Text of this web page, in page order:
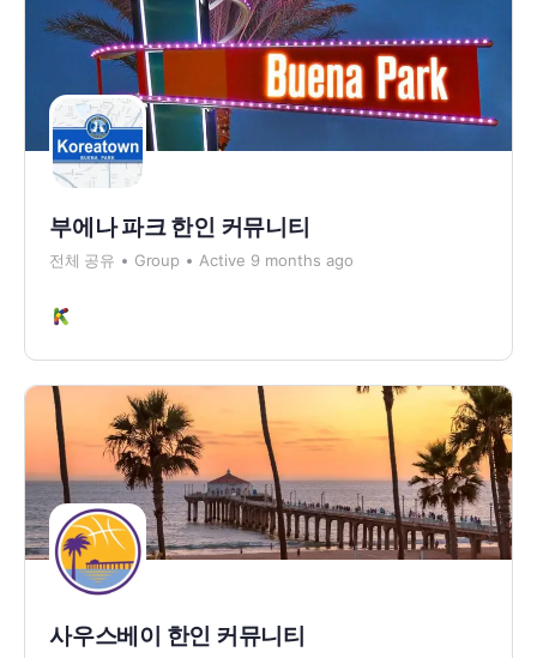
부에나 파크 한인 커뮤니티
전체 공유 Group Active 9 months ago
사우스베이 한인 커뮤니티